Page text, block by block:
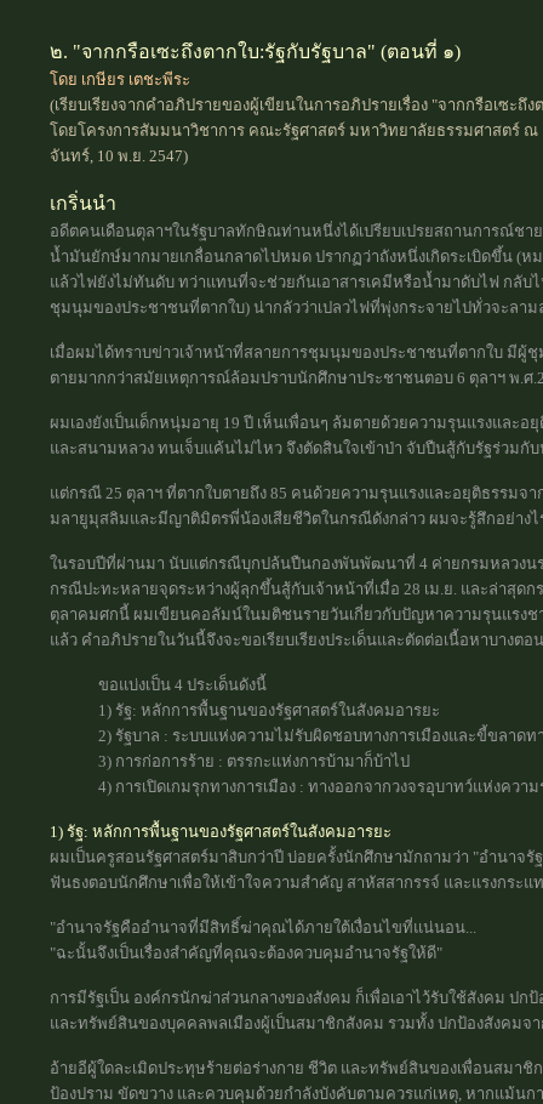
๒. "จากกรือเซะถึงตากใบ:รัฐกับรัฐบาล" (ตอนที่ ๑)
โดย เกษียร เตชะพีระ
(เรียบเรียงจากคำอภิปรายของผู้เขียนในการอภิปรายเรื่อง "จากกรือเซะ
โดยโครงการสัมมนาวิชาการ คณะรัฐศาสตร์ มหาวิทยาลัยธรรมศาสตร์
จันทร์, 10 พ.ย. 2547)
เกริ่นนำ
อดีตคนเดือนตุลาฯในรัฐบาลทักษิณท่านหนึ่งได้เปรียบเปรยสถานการณ์ชา
น้ำมันยักษ์มากมายเกลื่อนกลาดไปหมด ปรากฏว่าถังหนึ่งเกิดระเบิดขึ้น (
แล้วไฟยังไม่ทันดับ ทว่าแทนที่จะช่วยกันเอาสารเคมีหรือน้ำมาดับไฟ กลับ
ชุมนุมของประชาชนที่ตากใบ) น่ากลัวว่าเปลวไฟที่พุ่งกระจายไปทั่วจะลา
เมื่อผมได้ทราบข่าวเจ้าหน้าที่สลายการชุมนุมของประชาชนที่ตากใบ มีผู้
ตายมากกว่าสมัยเหตุการณ์ล้อมปราบนักศึกษาประชาชนตอบ 6 ตุลาฯ พ.ศ
ผมเองยังเป็นเด็กหนุ่มอายุ 19 ปี เห็นเพื่อนๆ ล้มตายด้วยความรุนแรงและ
และสนามหลวง ทนเจ็บแค้นไม่ไหว จึงตัดสินใจเข้าป่า จับปืนสู้กับรัฐร่วม
แต่กรณี 25 ตุลาฯ ที่ตากใบตายถึง 85 คนด้วยความรุนแรงและอยุติธรรมจ
มลายูมุสลิมและมีญาติมิตรพี่น้องเสียชีวิตในกรณีดังกล่าว ผมจะรู้สึกอย่างไ
ในรอบปีที่ผ่านมา นับแต่กรณีบุกปล้นปืนกองพันพัฒนาที่ 4 ค่ายกรมหลวงน
กรณีปะทะหลายจุดระหว่างผู้ลุกขึ้นสู้กับเจ้าหน้าที่เมื่อ 28 เม.ย. และล่าสุ
ตุลาคมศกนี้ ผมเขียนคอลัมน์ในมติชนรายวันเกี่ยวกับปัญหาความรุนแรงช
แล้ว คำอภิปรายในวันนี้จึงจะขอเรียบเรียงประเด็นและตัดต่อเนื้อหาบางต
ขอแบ่งเป็น 4 ประเด็นดังนี้
1) รัฐ: หลักการพื้นฐานของรัฐศาสตร์ในสังคมอารยะ
2) รัฐบาล : ระบบแห่งความไม่รับผิดชอบทางการเมืองและขี้ขลาดท
3) การก่อการร้าย : ตรรกะแห่งการบ้ามาก็บ้าไป
4) การเปิดเกมรุกทางการเมือง : ทางออกจากวงจรอุบาทว์แห่งควา
1) รัฐ: หลักการพื้นฐานของรัฐศาสตร์ในสังคมอารยะ
ผมเป็นครูสอนรัฐศาสตร์มาสิบกว่าปี บ่อยครั้งนักศึกษามักถามว่า "อำนาจรั
ฟันธงตอบนักศึกษาเพื่อให้เข้าใจความสำคัญ สาหัสสากรรจ์ และแรงกระ
"อำนาจรัฐคืออำนาจที่มีสิทธิ์ฆ่าคุณได้ภายใต้เงื่อนไขที่แน่นอน...
"ฉะนั้นจึงเป็นเรื่องสำคัญที่คุณจะต้องควบคุมอำนาจรัฐให้ดี"
การมีรัฐเป็น องค์กรนักฆ่าส่วนกลางของสังคม ก็เพื่อเอาไว้รับใช้สังคม ป
และทรัพย์สินของบุคคลพลเมืองผู้เป็นสมาชิกสังคม รวมทั้ง ปกป้องสังคมจ
อ้ายอีผู้ใดละเมิดประทุษร้ายต่อร่างกาย ชีวิต และทรัพย์สินของเพื่อนสมา
ป้องปราม ขัดขวาง และควบคุมด้วยกำลังบังคับตามควรแก่เหตุ, หากแม้นก